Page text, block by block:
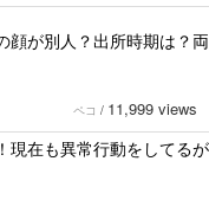
顔が別人？出所時期は？両
ペコ / 11,999 views
現在も異常行動をしてるが